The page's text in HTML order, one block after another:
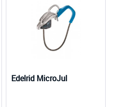
Edelrid MicroJul